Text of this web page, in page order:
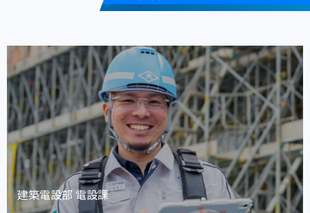
建築電設部 電設課